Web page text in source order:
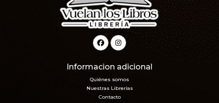
Informacion adicional
Quiénes somos
Nuestras Librerías
Contacto